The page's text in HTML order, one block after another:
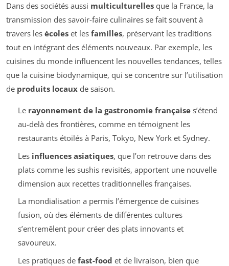
Dans des sociétés aussi multiculturelles que la France, la
transmission des savoir-faire culinaires se fait souvent à
travers les écoles et les familles, préservant les traditions
tout en intégrant des éléments nouveaux. Par exemple, les
cuisines du monde influencent les nouvelles tendances, telles
que la cuisine biodynamique, qui se concentre sur l’utilisation
de produits locaux de saison.
Le rayonnement de la gastronomie françaises’étend
au-delà des frontières, comme en témoignent les
restaurants étoilés à Paris, Tokyo, New York et Sydney.
Les influences asiatiques, que l’on retrouve dans des
plats comme les sushis revisités, apportent une nouvelle
dimension aux recettes traditionnelles françaises.
La mondialisation a permis l’émergence de cuisines
fusion, où des éléments de différentes cultures
s’entremêlent pour créer des plats innovants et
savoureux.
Les pratiques de fast-food et de livraison, bien que